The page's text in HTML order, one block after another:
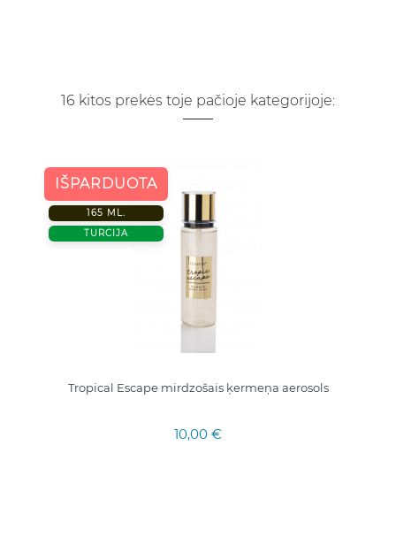
16 kitos prekės toje pačioje kategorijoje:
IŠPARDUOTA
165 ML.
TURCIJA
Tropical Escape mirdzošais ķermeņa aerosols
10,00 €